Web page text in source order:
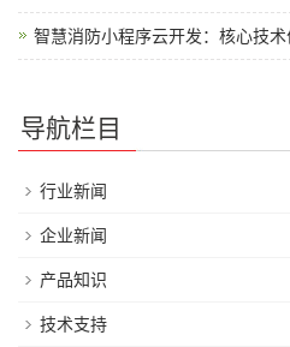
智慧消防小程序云开发：核心技
导航栏目
行业新闻
企业新闻
产品知识
技术支持